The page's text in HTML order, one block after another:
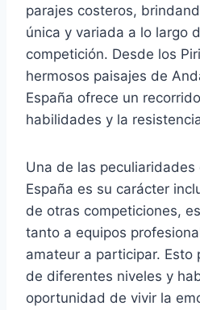
parajes costeros,
única y variada a lo largo
competición. Desde los
hermosos paisajes de
España ofrece un
habilidades y la
Una de las peculiaridades
España es su carácter
de otras competiciones,
tanto a equipos
amateur a participar. Esto
de diferentes niveles y
oportunidad de vivir la